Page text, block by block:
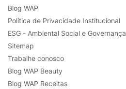
Blog WAP
Política de Privacidade Institucional
ESG - Ambiental Social e Governança
Sitemap
Trabalhe conosco
Blog WAP Beauty
Blog WAP Receitas